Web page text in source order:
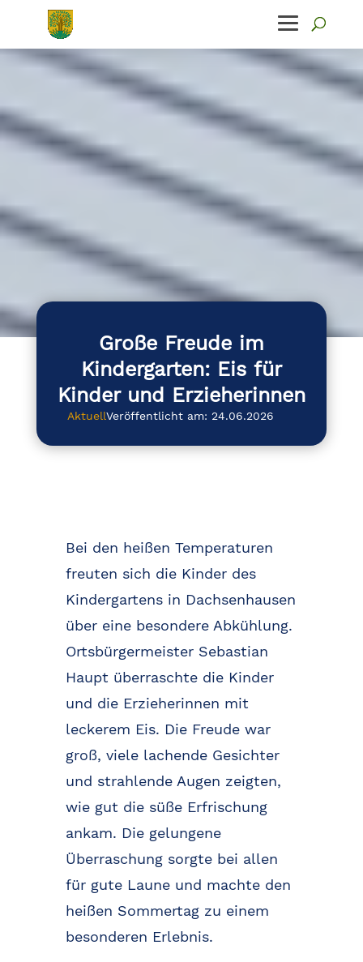
Große Freude im
Kindergarten: Eis für
Kinder und Erzieherinnen
AktuellVeröffentlicht am: 24.06.2026
Bei den heißen Temperaturen
freuten sich die Kinder des
Kindergartens in Dachsenhausen
über eine besondere Abkühlung.
Ortsbürgermeister Sebastian
Haupt überraschte die Kinder
und die Erzieherinnen mit
leckerem Eis. Die Freude war
groß, viele lachende Gesichter
und strahlende Augen zeigten,
wie gut die süße Erfrischung
ankam. Die gelungene
Überraschung sorgte bei allen
für gute Laune und machte den
heißen Sommertag zu einem
besonderen Erlebnis.